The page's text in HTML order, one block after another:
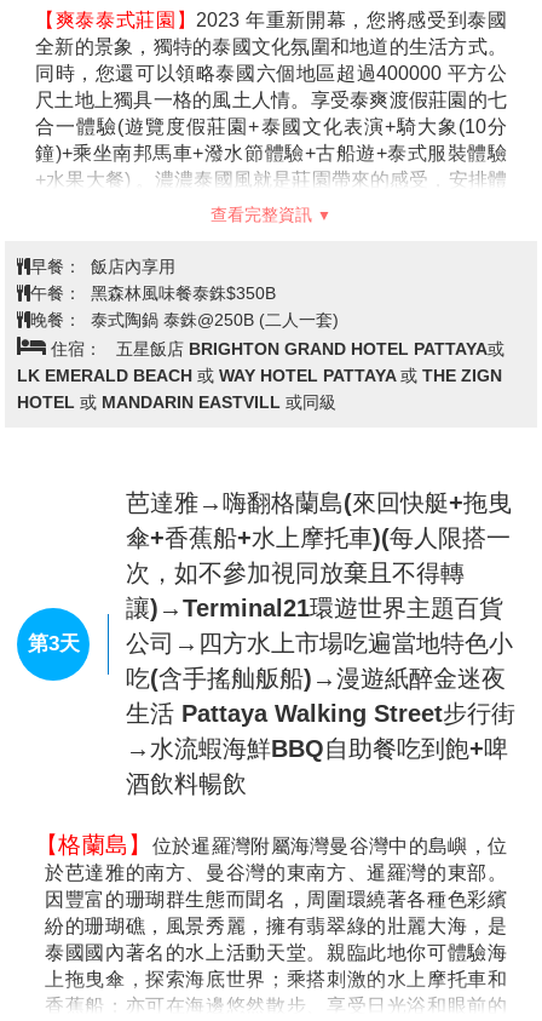
【爽泰泰式莊園】 2023 年重新開幕，您將感受到泰國
全新的景象，獨特的泰國文化氛圍和地道的生活方式。
同時，您還可以領略泰國六個地區超過400000 平方公
尺土地上獨具一格的風土人情。享受泰爽渡假莊園的七
合一體驗(遊覽度假莊園+泰國文化表演+騎大象(10分
鐘)+乘坐南邦馬車+潑水節體驗+古船遊+泰式服裝體驗
+水果大餐) 。濃濃泰國風就是莊園帶來的感受，安排體
驗泰國特有節慶宋干節與水燈節，以為這樣就結束了
遊經驗，就是要讓您上傳照片打卡，羨煞親朋好友！
【七珍佛山】起源：建造的土地原屬販賣寶石的華人所
擁，利用寶石售出所得將周圍土地全都買下。適逢九世
泰皇登基50周年，一向以勤政愛民為人民付出的形象，
寶石商人感念於此將這座山贈送予泰皇。受感動的九世
泰皇便決定將子民的誠意化成釋迦牟尼佛祝福民眾但嘗
鑄成的小佛像，故而得名。這裡據傳是由得道高僧挑選
的風水寶地，用來建造九世皇廟供奉歷代泰皇與皇后。
【九世皇廟】
九世皇廟位於泰國芭堤雅，泰國人都叫
它“國王廟”。九世皇廟的建築與其它廟宇不同，沒有其
它寺廟那樣金碧輝煌，而是以節檢和朴素為原則，蓋成
了佛殿、方丈樓、僧舍、綜合樓等建築，每座建築都是
白色的，用來表示純潔。
【體驗泰國古式按摩(約2小時)】 與中醫的推拿相近，經
常按摩穴位也會舒筋活絡，特別安排兩小時的療程(大通
舖)使你強身健體而且神清氣爽。(小費敬請自理)
註：16歲以下貴賓恕無法按摩，但於當地將會由導遊或
領隊安排享用冰淇淋乙份。
活動，如您無意願參加，導遊或領隊或助手將會依照當
天行程安排，就近安排讓您休息或送您先回酒店。
查看完整資訊
早餐：
飯店內享用
午餐：
黑森林風味餐泰銖$350B
晚餐：
泰式陶鍋 泰銖@250B (二人一套)
住宿：
五星飯店 BRIGHTON GRAND HOTEL PATTAYA或
LK EMERALD BEACH 或 WAY HOTEL PATTAYA 或 THE ZIGN
HOTEL 或 MANDARIN EASTVILL 或同級
第3天
芭達雅→嗨翻格蘭島(來回快艇+拖曳
傘+香蕉船+水上摩托車)(每人限搭一
次，如不參加視同放棄且不得轉
讓)→Terminal21環遊世界主題百貨
公司→四方水上市場吃遍當地特色小
吃(含手搖舢舨船)→漫遊紙醉金迷夜
生活 Pattaya Walking Street步行街
→水流蝦海鮮BBQ自助餐吃到飽+啤
酒飲料暢飲
【格蘭島】
位於暹羅灣附屬海灣曼谷灣中的島嶼，位
於芭達雅的南方、曼谷灣的東南方、暹羅灣的東部。
因豐富的珊瑚群生態而聞名，周圍環繞著各種色彩繽
紛的珊瑚礁，風景秀麗，擁有翡翠綠的壯麗大海，是
泰國國內著名的水上活動天堂。親臨此地你可體驗海
上拖曳傘，探索海底世界；乘搭刺激的水上摩托車和
香蕉船；亦可在海邊悠然散步、享受日光浴和眼前的